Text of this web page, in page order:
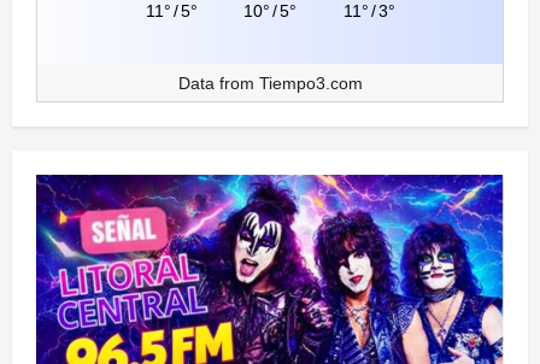
11°/5° 10°/5° 11°/3°
Data from Tiempo3.com